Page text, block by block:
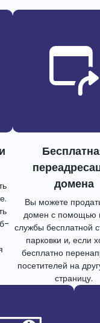
домена
Вы можете
домен с помощью
службы бесплатной
парковки и, если
бесплатно
посетителей на
страницу.